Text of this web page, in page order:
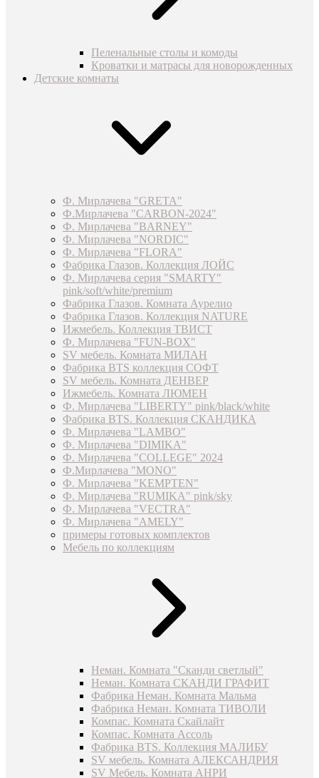
Пеленальные столы и комоды
Кроватки и матрасы для новорожденных
Детские комнаты
Ф. Мирлачева "GRETA"
Ф.Мирлачева "CARBON-2024"
Ф. Мирлачева "BARNEY"
Ф. Мирлачева "NORDIC"
Ф. Мирлачева "FLORA"
Фабрика Глазов. Коллекция ЛОЙС
Ф. Мирлачева серия "SMARTY"
pink/soft/white/premium
Фабрика Глазов. Комната Аурелио
Фабрика Глазов. Коллекция NATURE
Ижмебель. Коллекция ТВИСТ
Ф. Мирлачева "FUN-BOX"
SV мебель. Комната МИЛАН
Фабрика BTS коллекция СОФТ
SV мебель. Комната ДЕНВЕР
Ижмебель. Комната ЛЮМЕН
Ф. Мирлачева "LIBERTY" pink/black/white
Фабрика BTS. Коллекция СКАНДИКА
Ф. Мирлачева "LAMBO"
Ф. Мирлачева "DIMIKA"
Ф. Мирлачева "COLLEGE" 2024
Ф.Мирлачева "MONO"
Ф. Мирлачева "KEMPTEN"
Ф. Мирлачева "RUMIKA" pink/sky
Ф. Мирлачева "VECTRA"
Ф. Мирлачева "AMELY"
примеры готовых комплектов
Мебель по коллекциям
Неман. Комната "Сканди светлый"
Неман. Комната СКАНДИ ГРАФИТ
Фабрика Неман. Комната Мальма
Фабрика Неман. Комната ТИВОЛИ
Компас. Комната Скайлайт
Компас. Комната Ассоль
Фабрика BTS. Коллекция МАЛИБУ
SV мебель. Комната АЛЕКСАНДРИЯ
SV Мебель. Комната АНРИ